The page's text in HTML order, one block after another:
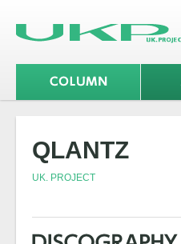
QLANTZ
UK. PROJECT